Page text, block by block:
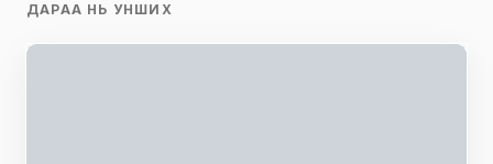
ДАРАА НЬ УНШИХ